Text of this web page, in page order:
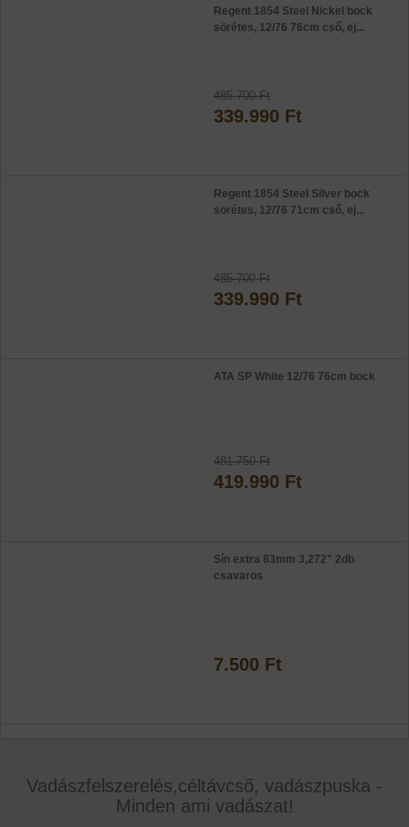
Regent 1854 Steel Nickel bock
sörétes, 12/76 76cm cső, ej...
485.700 Ft
339.990 Ft
Regent 1854 Steel Silver bock
sörétes, 12/76 71cm cső, ej...
485.700 Ft
339.990 Ft
ATA SP White 12/76 76cm bock
481.750 Ft
419.990 Ft
Sín extra 83mm 3,272" 2db
csavaros
7.500 Ft
Vadászfelszerelés,céltávcső, vadászpuska -
Minden ami vadászat!